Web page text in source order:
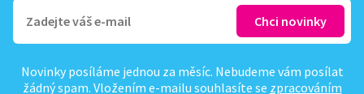
Novinky posíláme jednou za měsíc. Nebudeme vám posílat
žádný spam. Vložením e-mailu souhlasíte se zpracováním